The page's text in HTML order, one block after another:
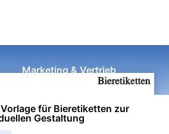
Marketing & Vertrieb
für Bieretiketten zur
Gestaltung